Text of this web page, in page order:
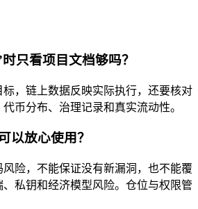
只看项目文档够吗？
，链上数据反映实际执行，还要核对
币分布、治理记录和真实流动性。
以放心使用？
险，不能保证没有新漏洞，也不能覆
私钥和经济模型风险。仓位与权限管